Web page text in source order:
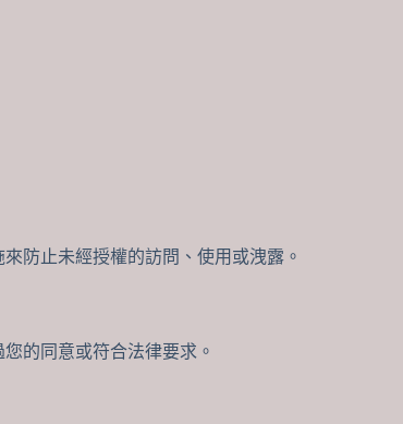
防止未經授權的訪問、使用或洩露。
的同意或符合法律要求。